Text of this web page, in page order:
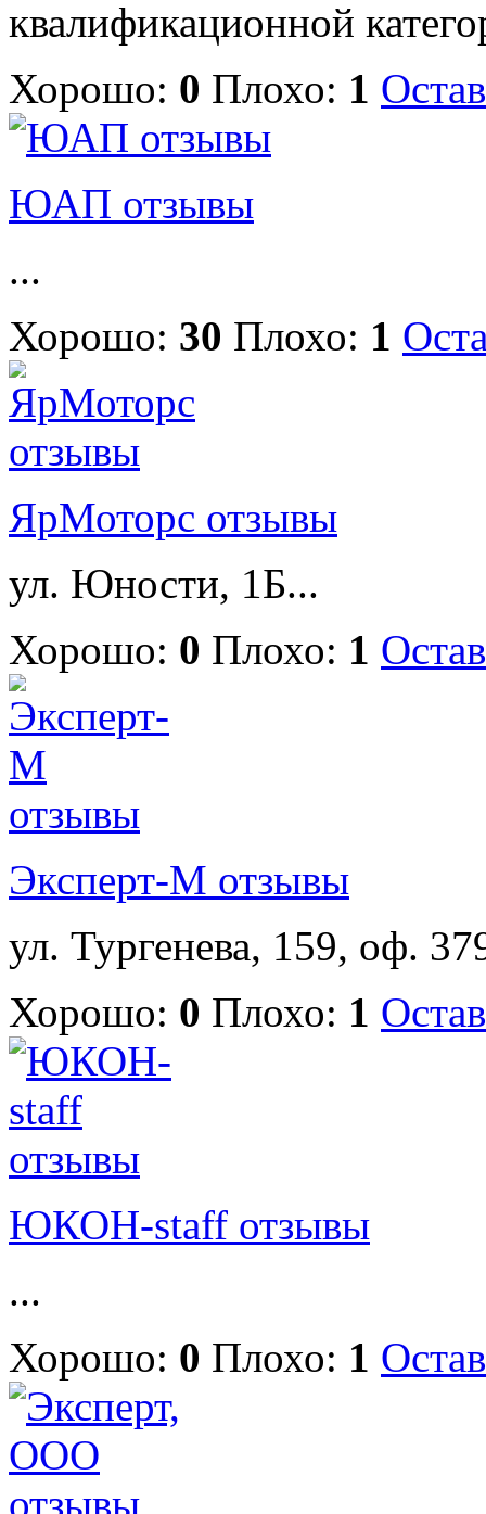
квалификационной
Хорошо: 0 Плохо: 1
ЮАП отзывы
...
Хорошо: 30 Плохо: 1
ЯрМоторс отзывы
ул. Юности, 1Б...
Хорошо: 0 Плохо: 1
Эксперт-М отзывы
ул. Тургенева, 159, оф.
Хорошо: 0 Плохо: 1
ЮКОН-staff отзывы
...
Хорошо: 0 Плохо: 1